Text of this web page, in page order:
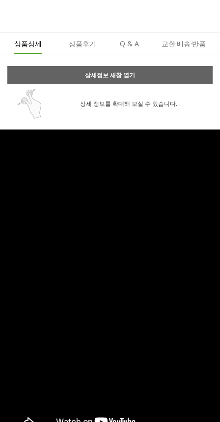
상품상세 상품후기 Q & A 교환·배송·반품
상세정보 새창 열기
상세 정보를 확대해 보실 수 있습니다.